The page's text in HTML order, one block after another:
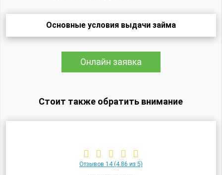
Основные условия выдачи займа
Онлайн заявка
Стоит также обратить внимание
Отзывов 14(4.86 из 5)